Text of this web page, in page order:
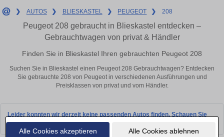
Alle Cookies akzeptieren Alle Cookies ablehnen
❯ AUTOS ❯ BLIESKASTEL ❯ PEUGEOT ❯ 208
Peugeot 208 gebraucht in Blieskastel entdecken –
Gebrauchtwagen von privat & Händler
Finden Sie in Blieskastel Ihren gebrauchten Peugeot 208
Suchen Sie in Blieskastel einen Peugeot 208 Gebrauchtwagen? Entdecken
Sie gebrauchte 208 von Peugeot in verschiedenen Ausführungen und
Preisklassen von privat und vom Händler.
Leider konnten wir derzeit keine passenden Autos finden. Schauen Sie
bald wieder vorbei!